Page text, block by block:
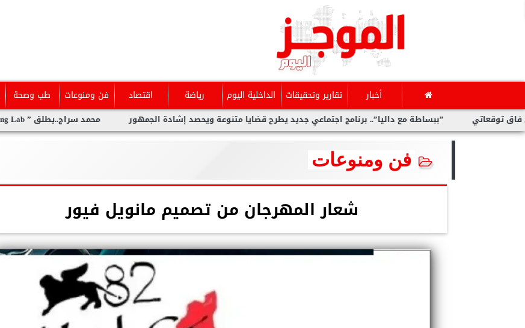
أخبار تقارير وتحقيقات الداخلية اليوم رياضة اقتصاد فن ومنوعات طب وصحة
محمد سراج..يطلق ” The Acting Lab ” معمل متكامل لفنون الأداء من بوابة التمثيل ”ببساطة مع داليا”.. برنامج اجتماعي جديد يطرح قضايا متنوعة ويحصد إشادة الجمهور
فن ومنوعات
شعار المهرجان من تصميم مانويل فيور